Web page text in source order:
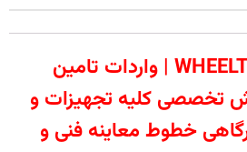
ویل تک WHEELTECH | واردات تامین
تخصصی کلیه تجهیزات و
خطوط معاینه فنی و